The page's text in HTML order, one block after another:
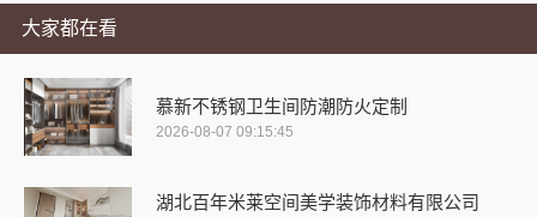
大家都在看
慕新不锈钢卫生间防潮防火定制
2026-08-07 09:15:45
湖北百年米莱空间美学装饰材料有限公司